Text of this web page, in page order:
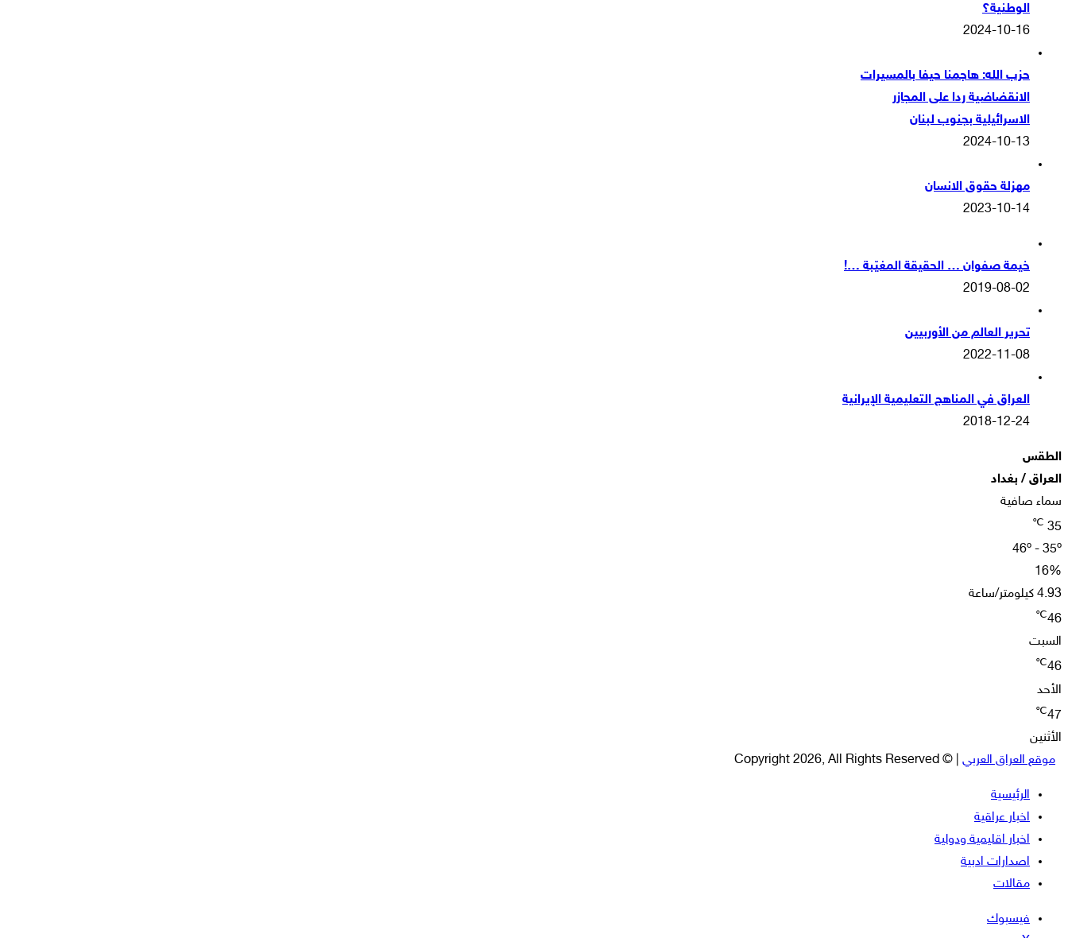
الوطنية؟
2024-10-16
حزب الله: هاجمنا حيفا بالمسيرات
الانقضاضية ردا على المجازر
الاسرائيلية بجنوب لبنان
2024-10-13
مهزلة حقوق الانسان
2023-10-14
خيمة صفوان … الحقيقة المغيّبة …!
2019-08-02
تحرير العالم من الأوربيين
2022-11-08
العراق في المناهج التعليمية الإيرانية
2018-12-24
الطقس
العراق / بغداد
سماء صافية
35
℃
46º - 35º
16%
4.93 كيلومتر/ساعة
46
℃
السبت
46
℃
الأحد
47
℃
الأثنين
موقع العراق العربي | © Copyright 2026, All Rights Reserved
الرئيسية
اخبار عراقية
اخبار اقليمية ودولية
اصدارات ادبية
مقالات
فيسبوك